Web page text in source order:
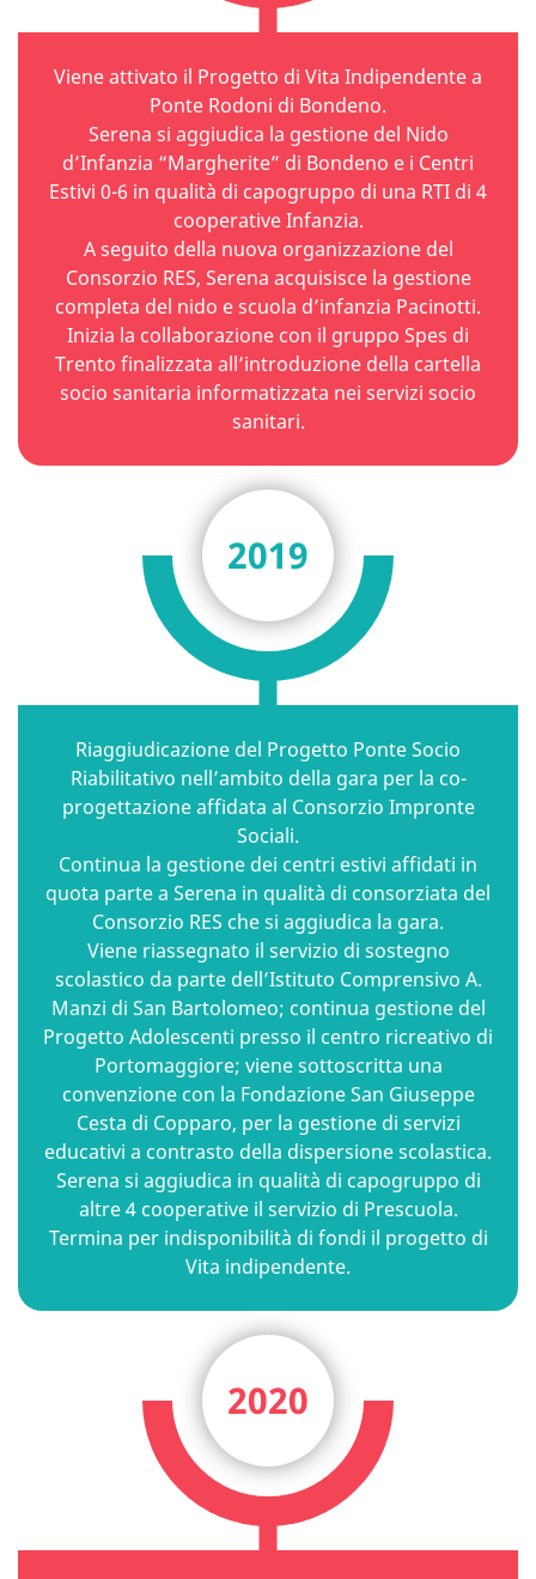
Viene attivato il Progetto di Vita Indipendente a
Ponte Rodoni di Bondeno.
Serena si aggiudica la gestione del Nido
d’Infanzia “Margherite” di Bondeno e i Centri
Estivi 0-6 in qualità di capogruppo di una RTI di 4
cooperative Infanzia.
A seguito della nuova organizzazione del
Consorzio RES, Serena acquisisce la gestione
completa del nido e scuola d’infanzia Pacinotti.
Inizia la collaborazione con il gruppo Spes di
Trento finalizzata all’introduzione della cartella
socio sanitaria informatizzata nei servizi socio
sanitari.
2019
Riaggiudicazione del Progetto Ponte Socio
Riabilitativo nell’ambito della gara per la co-
progettazione affidata al Consorzio Impronte
Sociali.
Continua la gestione dei centri estivi affidati in
quota parte a Serena in qualità di consorziata del
Consorzio RES che si aggiudica la gara.
Viene riassegnato il servizio di sostegno
scolastico da parte dell’Istituto Comprensivo A.
Manzi di San Bartolomeo; continua gestione del
Progetto Adolescenti presso il centro ricreativo di
Portomaggiore; viene sottoscritta una
convenzione con la Fondazione San Giuseppe
Cesta di Copparo, per la gestione di servizi
educativi a contrasto della dispersione scolastica.
Serena si aggiudica in qualità di capogruppo di
altre 4 cooperative il servizio di Prescuola.
Termina per indisponibilità di fondi il progetto di
Vita indipendente.
2020